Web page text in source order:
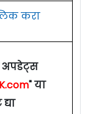
करा
अपडेट्स
" या